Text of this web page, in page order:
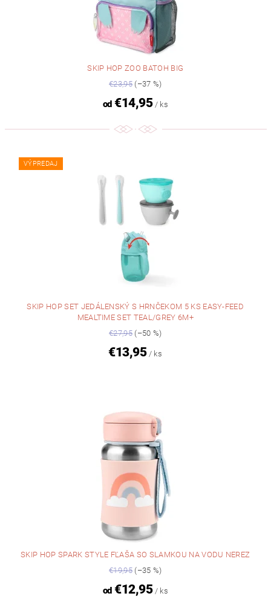
SKIP HOP ZOO BATOH BIG
€23,95(–37 %)
od€14,95 / ks
VÝPREDAJ
SKIP HOP SET JEDÁLENSKÝ S HRNČEKOM 5 KS EASY-FEED
MEALTIME SET TEAL/GREY 6M+
€27,95(–50 %)
€13,95 / ks
SKIP HOP SPARK STYLE FĽAŠA SO SLAMKOU NA VODU NEREZ
€19,95(–35 %)
od€12,95 / ks